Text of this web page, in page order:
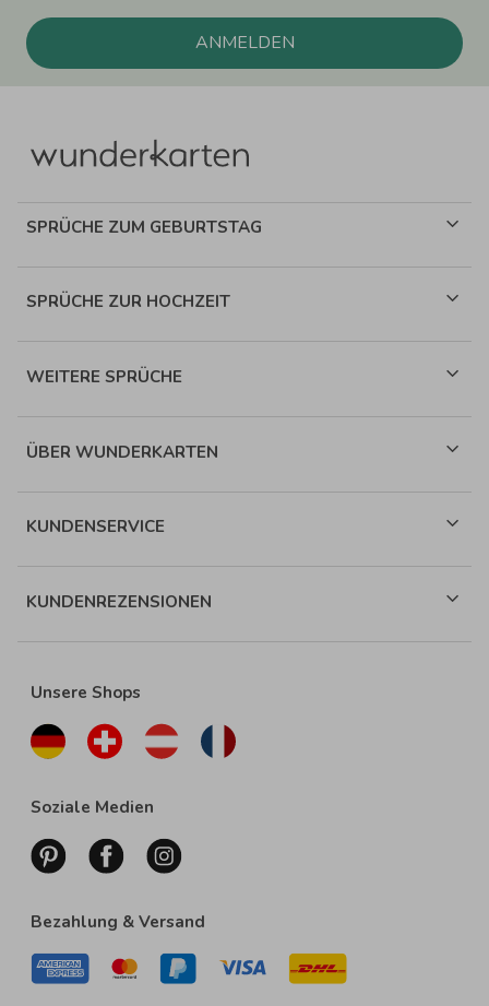
ANMELDEN
SPRÜCHE ZUM GEBURTSTAG
SPRÜCHE ZUR HOCHZEIT
WEITERE SPRÜCHE
ÜBER WUNDERKARTEN
KUNDENSERVICE
KUNDENREZENSIONEN
Unsere Shops
Soziale Medien
Bezahlung & Versand